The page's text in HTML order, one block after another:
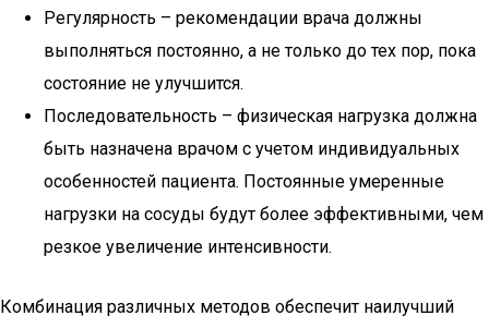
Регулярность – рекомендации врача должны
выполняться постоянно, а не только до тех пор, пока
состояние не улучшится.
Последовательность – физическая нагрузка должна
быть назначена врачом с учетом индивидуальных
особенностей пациента. Постоянные умеренные
нагрузки на сосуды будут более эффективными, чем
резкое увеличение интенсивности.
Комбинация различных методов обеспечит наилучший